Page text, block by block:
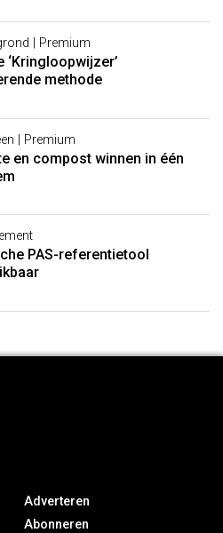
| Premium
‘Kringloopwijzer’
methode
| Premium
en compost winnen in één
PAS-referentietool
Adverteren
Abonneren